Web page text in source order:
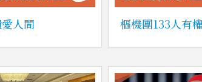
人間 樞機團133人有